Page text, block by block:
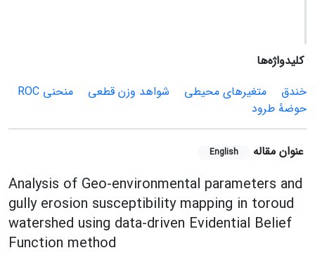
کلیدواژه‌ها
خندق
متغیرهای محیطی شواهد وزن قطعی
منحنی ROC
حوضۀ طرود
عنوان مقاله English
Analysis of Geo-environmental parameters and
gully erosion susceptibility mapping in toroud
watershed using data-driven Evidential Belief
Function method